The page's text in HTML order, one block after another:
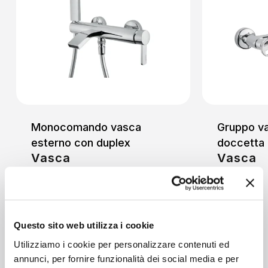
Questo sito web utilizza i cookie
Utilizziamo i cookie per personalizzare contenuti ed
annunci, per fornire funzionalità dei social media e per
Monocomando vasca
esterno con duplex
Vasca
Gruppo
doccetta
Vasca